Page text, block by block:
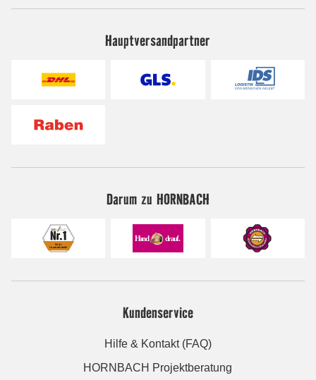
Hauptversandpartner
Darum zu HORNBACH
Kundenservice
Hilfe & Kontakt (FAQ)
HORNBACH Projektberatung